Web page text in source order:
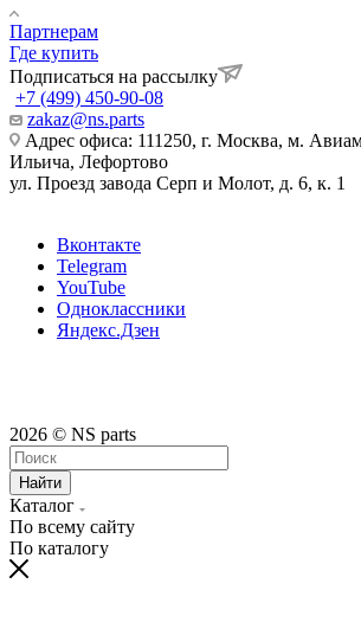
Партнерам
Где купить
Подписаться на рассылку
+7 (499) 450-90-08
zakaz@ns.parts
Адрес офиса: 111250, г. Москва, м.
Ильича, Лефортово
ул. Проезд завода Серп и Молот, д. 6, к. 1
Вконтакте
Telegram
YouTube
Одноклассники
Яндекс.Дзен
2026 © NS parts
Найти
Каталог
По всему сайту
По каталогу